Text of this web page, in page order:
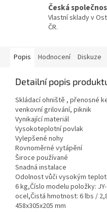
Česká
Vlastní sklady v
ČR.
Popis Hodnocení Diskuze
Detailní popis
Skládací ohniště , přenosné
venkovní grilování, piknik
Vynikající materiál
Vysokoteplotní povlak
Vylepšené nohy
Rovnoměrné vytápění
Široce používané
Snadná instalace
Odolnost vůči vysokým
6 kg,Číslo modelu položky:
ocel,Čistá hmotnost: 6 lbs /
458x305x205 mm